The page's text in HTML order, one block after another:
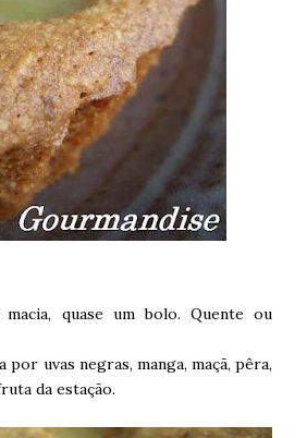
quase um bolo. Quente ou
por uvas negras, manga, maçã, pêra,
da estação.